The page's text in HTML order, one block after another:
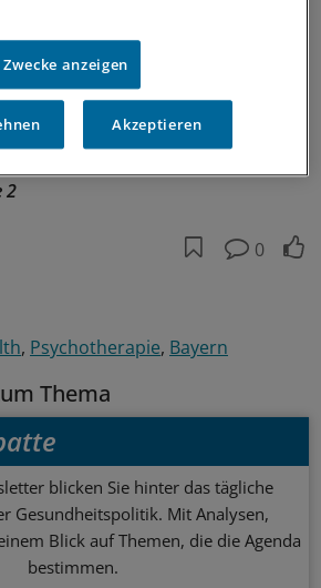
"Blue Whale Challenge"
sollen.(cmb)
2
0
Psychotherapie Bayern
Thema
blicken Sie hinter das tägliche
Gesundheitspolitik. Mit Analysen,
Blick auf Themen, die die Agenda
bestimmen.
Zwecke anzeigen
Akzeptieren